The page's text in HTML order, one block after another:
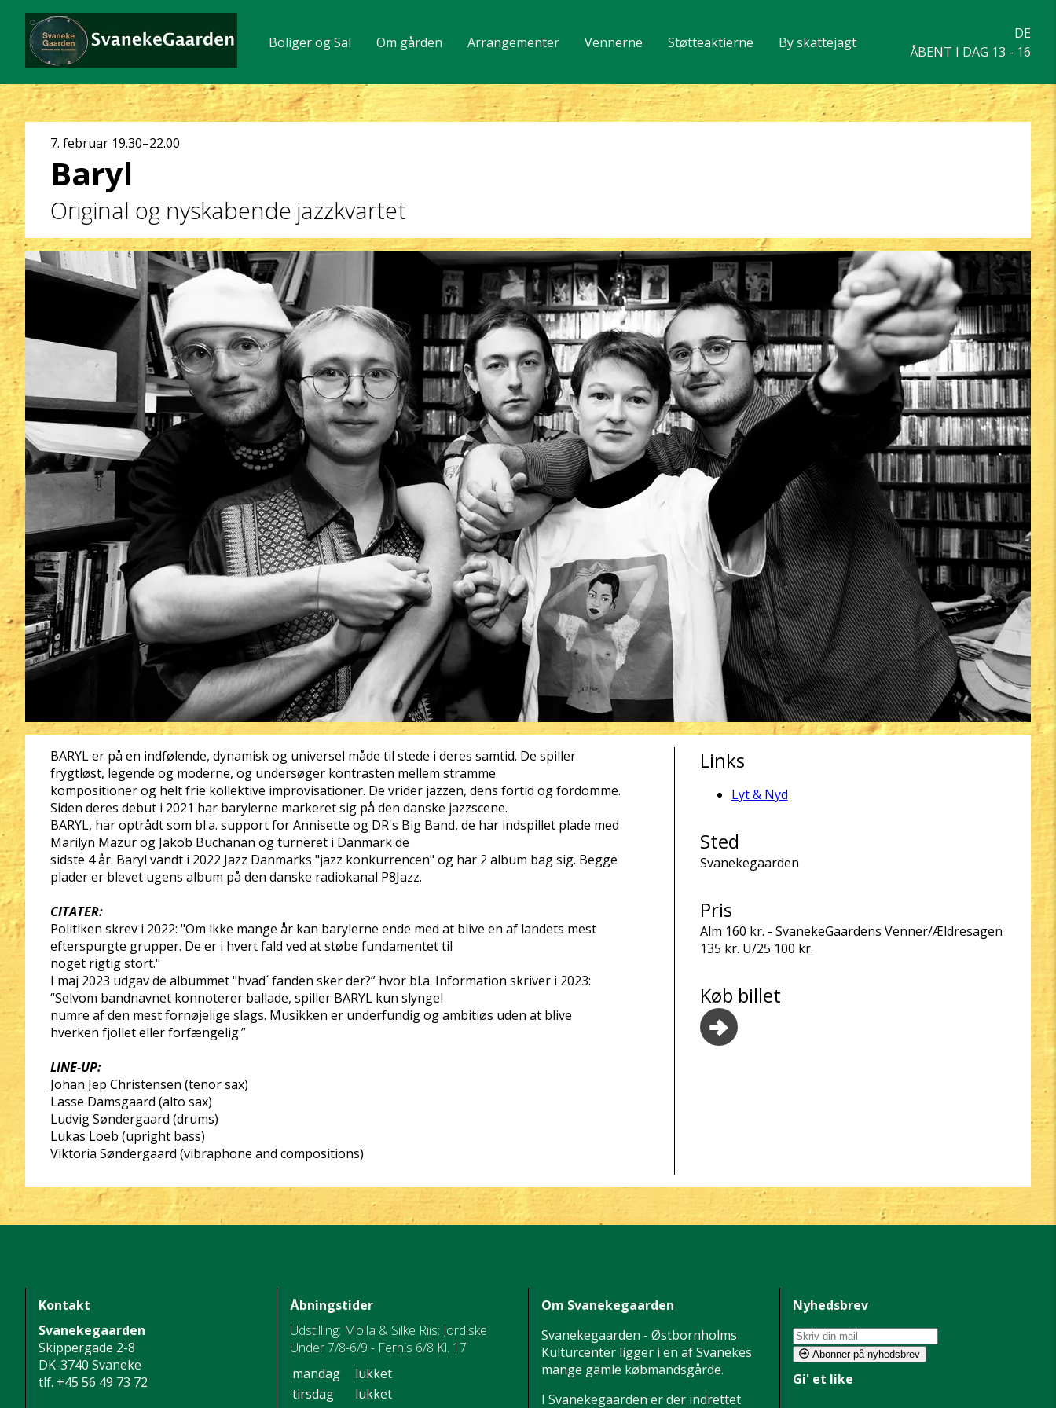
Boliger og Sal Om gården Arrangementer Vennerne Støtteaktierne By skattejagt
DE
ÅBENT I DAG 13 - 16
Dato
og
klokkeslæt
7. februar 19.30–22.00
Baryl
Original og nyskabende jazzkvartet
BARYL er på en indfølende, dynamisk og universel måde til stede i deres samtid. De spiller
frygtløst, legende og moderne, og undersøger kontrasten mellem stramme
kompositioner og helt frie kollektive improvisationer. De vrider jazzen, dens fortid og fordomme.
Siden deres debut i 2021 har barylerne markeret sig på den danske jazzscene.
BARYL, har optrådt som bl.a. support for Annisette og DR's Big Band, de har indspillet plade med
Marilyn Mazur og Jakob Buchanan og turneret i Danmark de
sidste 4 år. Baryl vandt i 2022 Jazz Danmarks "jazz konkurrencen" og har 2 album bag sig. Begge
plader er blevet ugens album på den danske radiokanal P8Jazz.
CITATER:
Politiken skrev i 2022: "Om ikke mange år kan barylerne ende med at blive en af landets mest
efterspurgte grupper. De er i hvert fald ved at støbe fundamentet til
noget rigtig stort."
I maj 2023 udgav de albummet "hvad´ fanden sker der?” hvor bl.a. Information skriver i 2023:
“Selvom bandnavnet konnoterer ballade, spiller BARYL kun slyngel
numre af den mest fornøjelige slags. Musikken er underfundig og ambitiøs uden at blive
hverken fjollet eller forfængelig.”
LINE-UP:
Johan Jep Christensen (tenor sax)
Lasse Damsgaard (alto sax)
Ludvig Søndergaard (drums)
Lukas Loeb (upright bass)
Viktoria Søndergaard (vibraphone and compositions)
Links
Lyt & Nyd
Sted
Svanekegaarden
Pris
Alm 160 kr. - SvanekeGaardens Venner/Ældresagen
135 kr. U/25 100 kr.
Køb billet
Kontakt
Svanekegaarden
Skippergade 2-8
DK-3740 Svaneke
tlf. +45 56 49 73 72
Åbningstider
Udstilling: Molla & Silke Riis: Jordiske
Under 7/8-6/9 - Fernis 6/8 Kl. 17
mandag
lukket
tirsdag
lukket
Om Svanekegaarden
Svanekegaarden - Østbornholms
Kulturcenter ligger i en af Svanekes
mange gamle købmandsgårde.
I Svanekegaarden er der indrettet
Nyhedsbrev
Abonner på nyhedsbrev
Gi' et like